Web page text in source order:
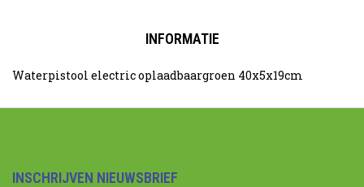
INFORMATIE
Waterpistool electric oplaadbaargroen 40x5x19cm
INSCHRIJVEN NIEUWSBRIEF